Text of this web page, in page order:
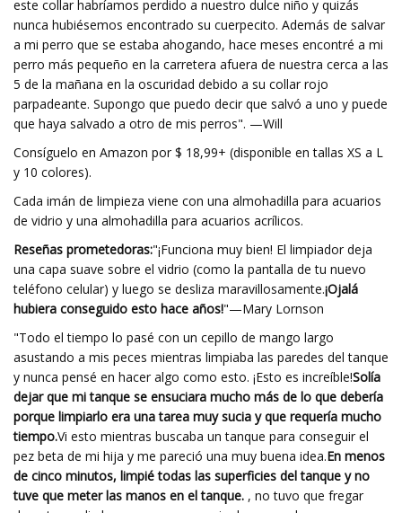
este collar habríamos perdido a nuestro dulce niño y quizás
nunca hubiésemos encontrado su cuerpecito. Además de salvar
a mi perro que se estaba ahogando, hace meses encontré a mi
perro más pequeño en la carretera afuera de nuestra cerca a las
5 de la mañana en la oscuridad debido a su collar rojo
parpadeante. Supongo que puedo decir que salvó a uno y puede
que haya salvado a otro de mis perros". —Will
Consíguelo en Amazon por $ 18,99+ (disponible en tallas XS a L
y 10 colores).
Cada imán de limpieza viene con una almohadilla para acuarios
de vidrio y una almohadilla para acuarios acrílicos.
Reseñas prometedoras:"¡Funciona muy bien! El limpiador deja
una capa suave sobre el vidrio (como la pantalla de tu nuevo
teléfono celular) y luego se desliza maravillosamente.¡Ojalá
hubiera conseguido esto hace años!"—Mary Lornson
"Todo el tiempo lo pasé con un cepillo de mango largo
asustando a mis peces mientras limpiaba las paredes del tanque
y nunca pensé en hacer algo como esto. ¡Esto es increíble!Solía ​​
dejar que mi tanque se ensuciara mucho más de lo que debería
porque limpiarlo era una tarea muy sucia y que requería mucho
tiempo.Vi esto mientras buscaba un tanque para conseguir el
pez beta de mi hija y me pareció una muy buena idea.En menos
de cinco minutos, limpié todas las superficies del tanque y no
tuve que meter las manos en el tanque. , no tuvo que fregar